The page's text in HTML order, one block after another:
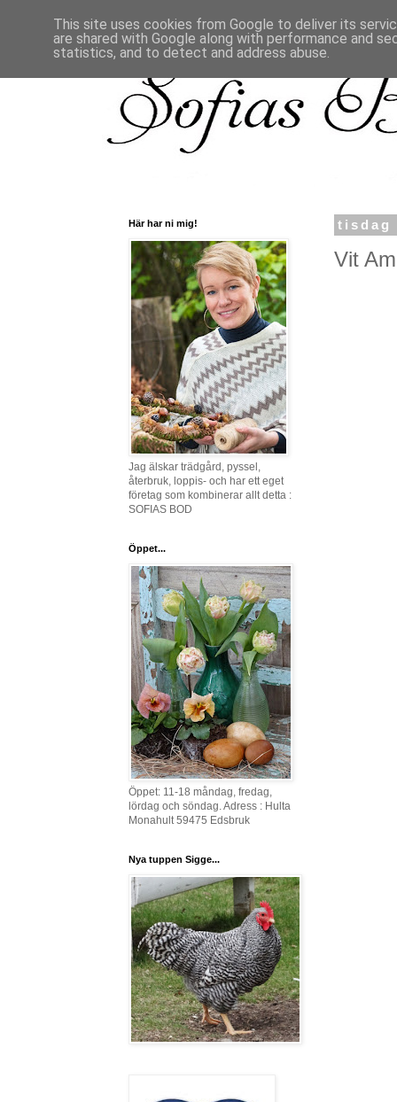
tisdag
Vit
Här har ni mig!
Jag älskar trädgård, pyssel,
återbruk, loppis- och har ett eget
företag som kombinerar allt detta :
SOFIAS BOD
Öppet...
Öppet: 11-18 måndag, fredag,
lördag och söndag. Adress : Hulta
Monahult 59475 Edsbruk
Nya tuppen Sigge...
This site uses cookies from Google to deliver its
are shared with Google along with performance and
statistics, and to detect and address abuse.